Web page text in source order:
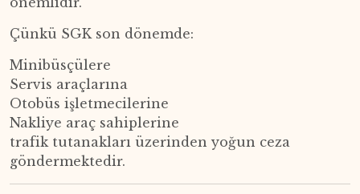
Çünkü SGK son dönemde:
Minibüsçülere
Servis araçlarına
Otobüs işletmecilerine
Nakliye araç sahiplerine
trafik tutanakları üzerinden yoğun ceza
göndermektedir.